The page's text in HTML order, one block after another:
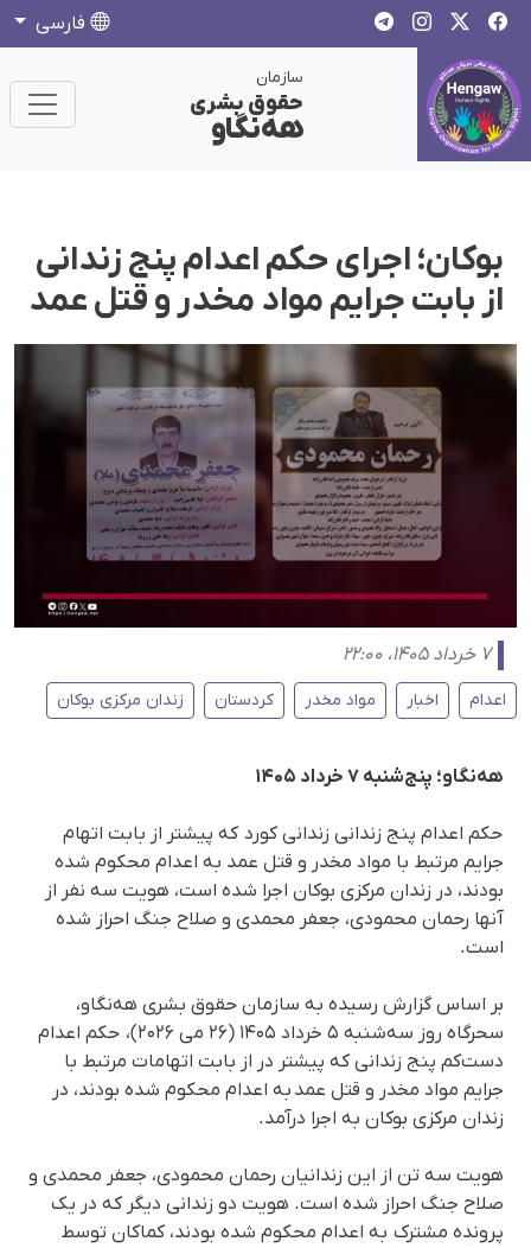
فارسی
سازمان
حقوق بشری
هەنگاو
بوکان؛ اجرای حکم اعدام پنج زندانی
از بابت جرایم مواد مخدر و قتل عمد
۷ خرداد ۱۴۰۵، ۲۲:۰۰
اعدام اخبار مواد مخدر کردستان زندان مرکزی بوکان
هه‌نگاو؛ پنج‌شنبه ۷ خرداد ۱۴۰۵
حکم اعدام پنج زندانی زندانی کورد که پیشتر از بابت اتهام
جرایم مرتبط با مواد مخدر و قتل عمد به اعدام محکوم شده
بودند، در زندان مرکزی بوکان اجرا شده است، هویت سه نفر از
آنها رحمان محمودی، جعفر محمدی و صلاح جنگ احراز شده
است.
بر اساس گزارش رسیده به سازمان حقوق بشری هه‌نگاو،
سحرگاه روز سه‌شنبه ۵ خرداد ۱۴۰۵ (۲۶ می ۲۰۲۶)، حکم اعدام
دست‌کم پنج زندانی که پیشتر در از بابت اتهامات مرتبط با
جرایم مواد مخدر و قتل عمد به اعدام محکوم شده بودند، در
زندان مرکزی بوکان به اجرا درآمد.
هویت سه تن از این زندانیان رحمان محمودی، جعفر محمدی و
صلاح جنگ احراز شده است. هویت دو زندانی دیگر که در یک
پرونده مشترک به اعدام محکوم شده بودند، کماکان توسط